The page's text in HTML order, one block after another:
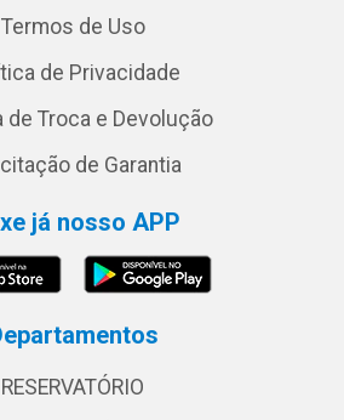
Termos de Uso
de Privacidade
de Troca e Devolução
de Garantia
já nosso APP
RESERVATÓRIO